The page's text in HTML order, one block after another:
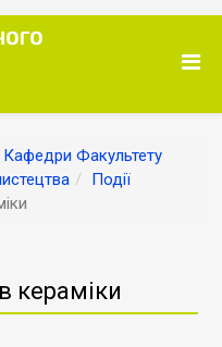
Кафедри Факультету
Події
кераміки